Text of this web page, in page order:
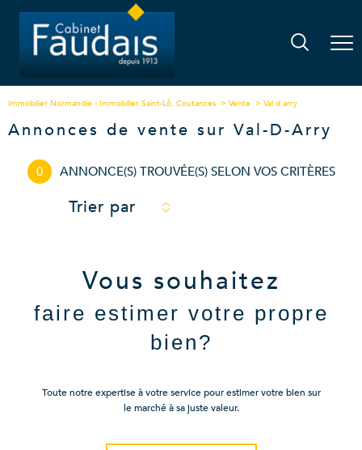
Immobilier Normandie - Immobilier Saint-Lô, Coutances Vente Val d arry
Annonces de vente sur Val-D-Arry
0 ANNONCE(S) TROUVÉE(S) SELON VOS CRITÈRES
Trier par
Vous souhaitez
faire estimer votre propre
bien?
Toute notre expertise à votre service pour estimer votre bien sur
le marché à sa juste valeur.